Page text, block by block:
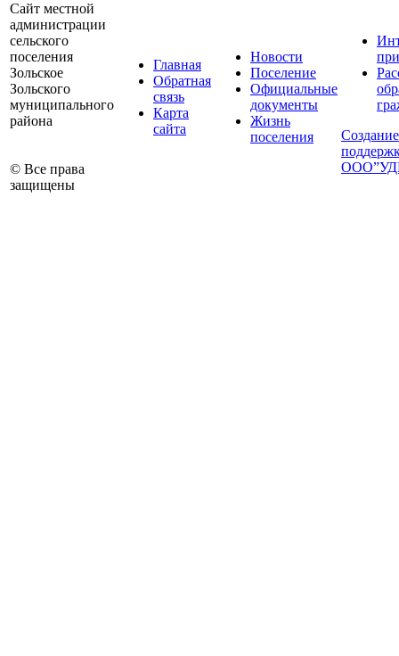
Сайт местной
администрации
сельского
поселения
Зольское
Зольского
муниципального
района
© Все права
защищены
Главная
Обратная
связь
Карта
сайта
Новости
Поселение
Официальные
документы
Жизнь
поселения